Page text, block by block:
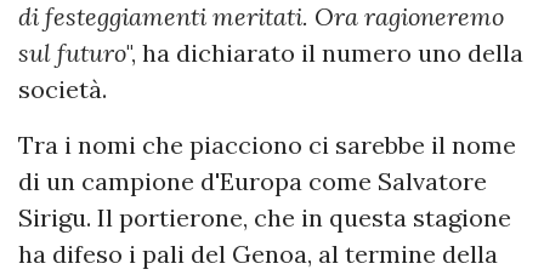
di festeggiamenti meritati. Ora ragioneremo
sul futuro", ha dichiarato il numero uno della
società.
Tra i nomi che piacciono ci sarebbe il nome
di un campione d'Europa come Salvatore
Sirigu. Il portierone, che in questa stagione
ha difeso i pali del Genoa, al termine della